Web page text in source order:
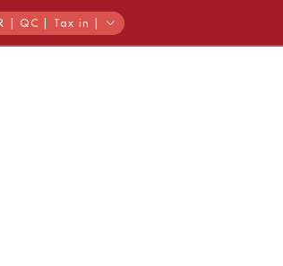
| QC | Tax in |